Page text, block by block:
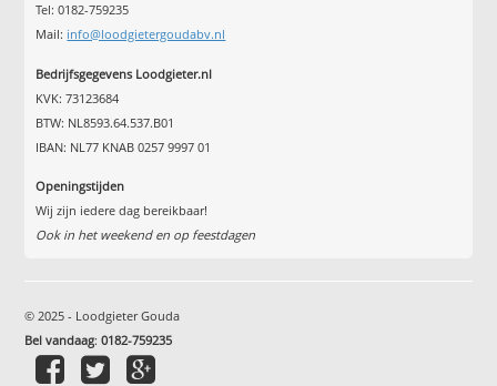
Tel: 0182-759235
Mail: info@loodgietergoudabv.nl
Bedrijfsgegevens Loodgieter.nl
KVK: 73123684
BTW: NL8593.64.537.B01
IBAN: NL77 KNAB 0257 9997 01
Openingstijden
Wij zijn iedere dag bereikbaar!
Ook in het weekend en op feestdagen
© 2025 - Loodgieter Gouda
Bel vandaag:0182-759235